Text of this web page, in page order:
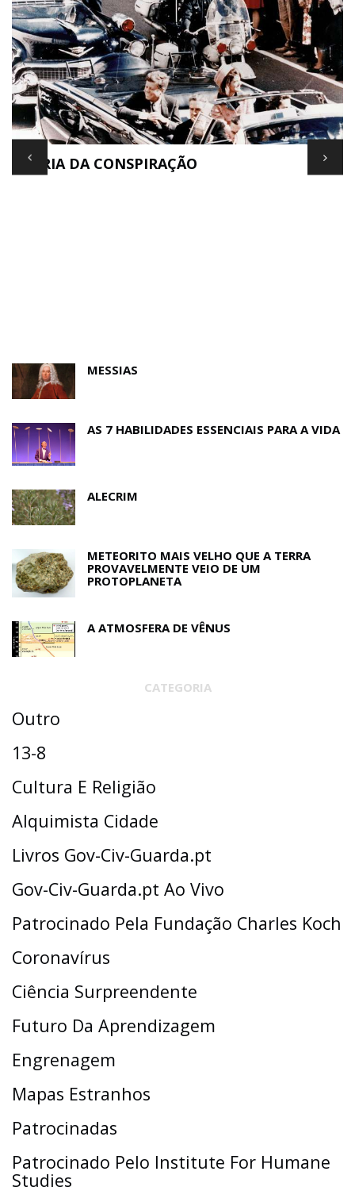
TEORIA DA CONSPIRAÇÃO
MESSIAS
AS 7 HABILIDADES ESSENCIAIS PARA A VIDA
ALECRIM
METEORITO MAIS VELHO QUE A TERRA
PROVAVELMENTE VEIO DE UM
PROTOPLANETA
A ATMOSFERA DE VÊNUS
CATEGORIA
Outro
13-8
Cultura E Religião
Alquimista Cidade
Livros Gov-Civ-Guarda.pt
Gov-Civ-Guarda.pt Ao Vivo
Patrocinado Pela Fundação Charles Koch
Coronavírus
Ciência Surpreendente
Futuro Da Aprendizagem
Engrenagem
Mapas Estranhos
Patrocinadas
Patrocinado Pelo Institute For Humane
Studies